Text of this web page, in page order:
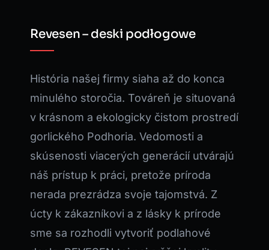
Revesen – deski podłogowe
História našej firmy siaha až do konca
minulého storočia. Továreň je situovaná
v krásnom a ekologicky čistom prostredí
gorlického Podhoria. Vedomosti a
skúsenosti viacerých generácií utvárajú
náš prístup k práci, pretože príroda
nerada prezrádza svoje tajomstvá. Z
úcty k zákazníkovi a z lásky k prírode
sme sa rozhodli vytvoriť podlahové